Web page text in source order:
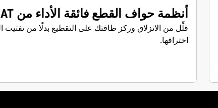
أنظمة حواف القطع فائقة الأداء من CAT
قلِّل من الانزلاق وركز طاقتك على التقطيع بدلًا من تفتيت
اختراقها.